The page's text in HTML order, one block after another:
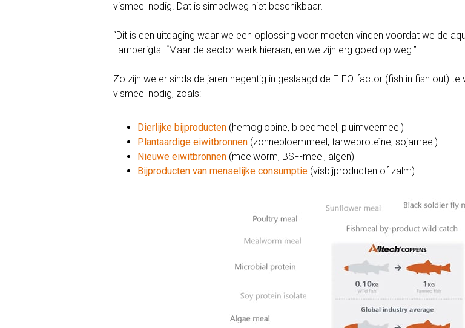
vismeel nodig. Dat is simpelweg niet beschikbaar.
“Dit is een uitdaging waar we een oplossing voor moeten vinden voordat we de
Lamberigts. “Maar de sector werk hieraan, en we zijn erg goed op weg.”
Zo zijn we er sinds de jaren negentig in geslaagd de FIFO-factor (fish in fish out)
vismeel nodig, zoals:
Dierlijke bijproducten (hemoglobine, bloedmeel, pluimveemeel)
Plantaardige eiwitbronnen (zonnebloemmeel, tarweproteïne, sojameel)
Nieuwe eiwitbronnen (meelworm, BSF-meel, algen)
Bijproducten van menselijke consumptie (visbijproducten of zalm)